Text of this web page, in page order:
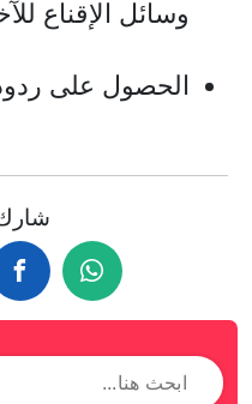
وسائل الإقناع
الحصول على
شارك